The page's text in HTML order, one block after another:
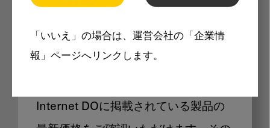
「いいえ」の場合は、運営会社の「企業情
報」ページへリンクします。
製品価格も閲覧可能
Internet DOに掲載されている製品の